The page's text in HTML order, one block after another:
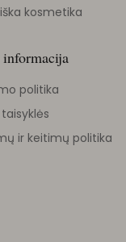
kosmetika
informacija
politika
ir keitimų politika